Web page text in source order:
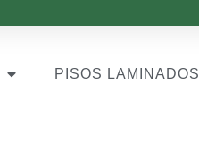
PISOS LAMINADOS